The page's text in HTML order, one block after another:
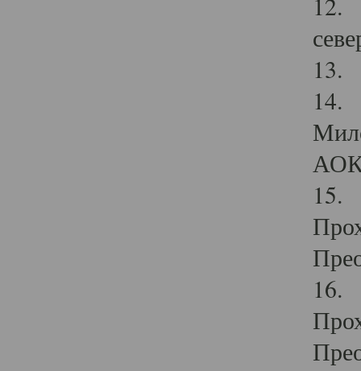
13.
14.
15.
16.